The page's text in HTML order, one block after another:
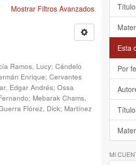
Mostrar Filtros Avanzados
Ramos, Lucy; Cándelo
Enrique; Cervantes
Edgar Andrés; Ossa
; Mebarak Chams,
Flórez, Dick; Martínez
Esta
Por
MI